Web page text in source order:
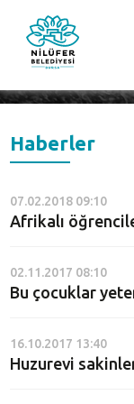
Haberler
07.02.2018 09:10
Afrikalı
02.11.2017 08:10
Bu çocuklar
16.10.2017 13:40
Huzurevi